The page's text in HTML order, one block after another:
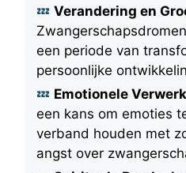
Verandering en
een periode van
persoonlijke
Emotionele
een kans om emoties
verband houden met
angst over